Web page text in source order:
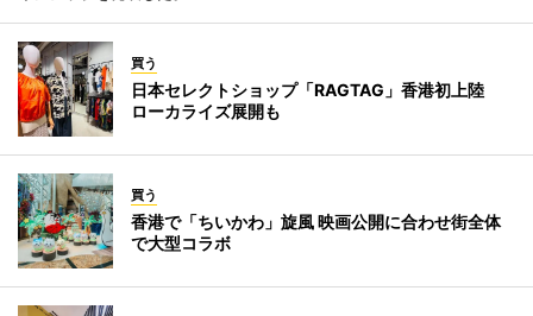
買う
日本セレクトショップ「RAGTAG」香港初上陸
ローカライズ展開も
買う
香港で「ちいかわ」旋風 映画公開に合わせ街全体
で大型コラボ